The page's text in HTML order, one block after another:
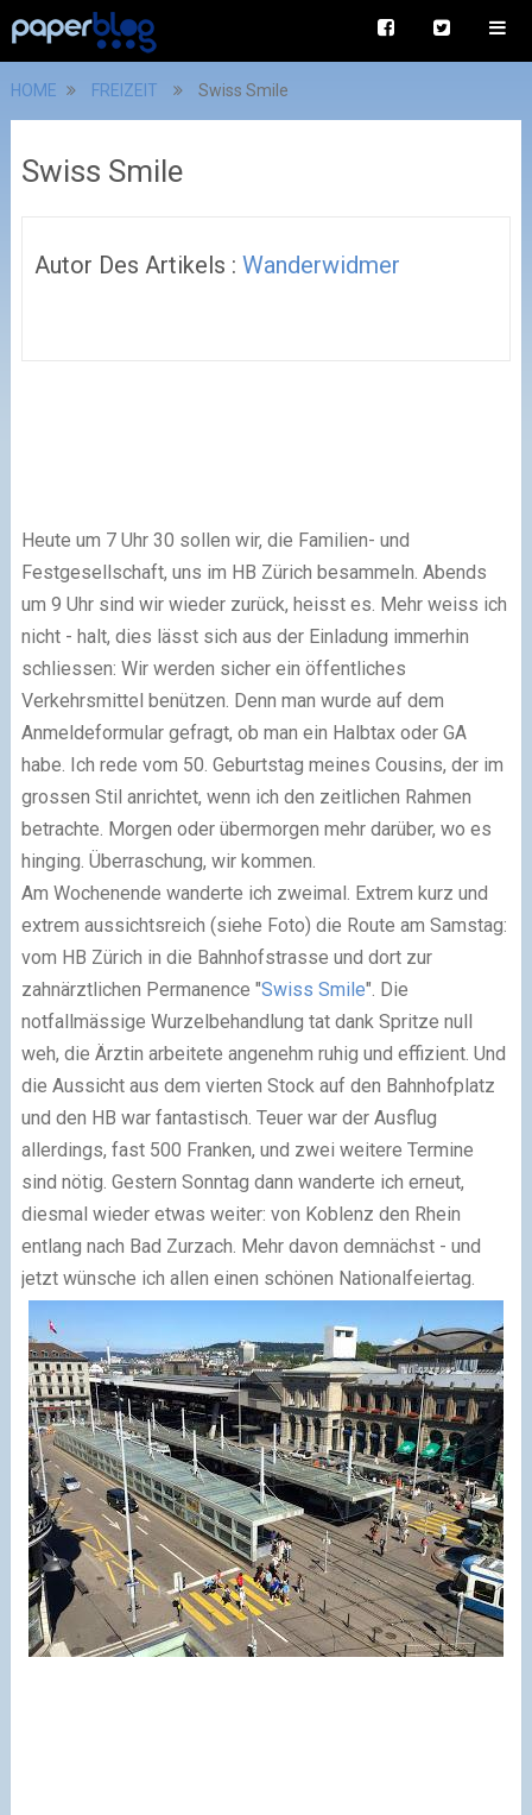
HOME FREIZEIT Swiss Smile
Swiss Smile
Autor Des Artikels : Wanderwidmer
Heute um 7 Uhr 30 sollen wir, die Familien- und
Festgesellschaft, uns im HB Zürich besammeln. Abends
um 9 Uhr sind wir wieder zurück, heisst es. Mehr weiss ich
nicht - halt, dies lässt sich aus der Einladung immerhin
schliessen: Wir werden sicher ein öffentliches
Verkehrsmittel benützen. Denn man wurde auf dem
Anmeldeformular gefragt, ob man ein Halbtax oder GA
habe. Ich rede vom 50. Geburtstag meines Cousins, der im
grossen Stil anrichtet, wenn ich den zeitlichen Rahmen
betrachte. Morgen oder übermorgen mehr darüber, wo es
hinging. Überraschung, wir kommen.
Am Wochenende wanderte ich zweimal. Extrem kurz und
extrem aussichtsreich (siehe Foto) die Route am Samstag:
vom HB Zürich in die Bahnhofstrasse und dort zur
zahnärztlichen Permanence "Swiss Smile". Die
notfallmässige Wurzelbehandlung tat dank Spritze null
weh, die Ärztin arbeitete angenehm ruhig und effizient. Und
die Aussicht aus dem vierten Stock auf den Bahnhofplatz
und den HB war fantastisch. Teuer war der Ausflug
allerdings, fast 500 Franken, und zwei weitere Termine
sind nötig. Gestern Sonntag dann wanderte ich erneut,
diesmal wieder etwas weiter: von Koblenz den Rhein
entlang nach Bad Zurzach. Mehr davon demnächst - und
jetzt wünsche ich allen einen schönen Nationalfeiertag.